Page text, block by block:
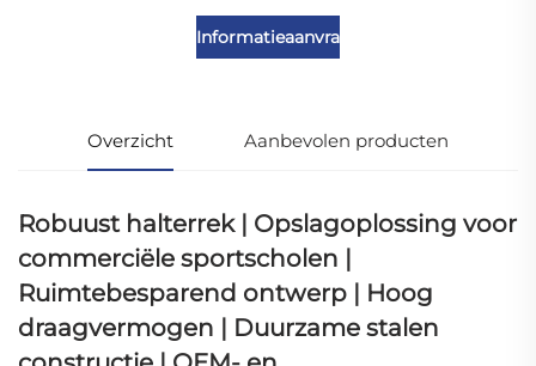
Informatieaanvraag
Overzicht Aanbevolen producten
Robuust halterrek | Opslagoplossing voor
commerciële sportscholen |
Ruimtebesparend ontwerp | Hoog
draagvermogen | Duurzame stalen